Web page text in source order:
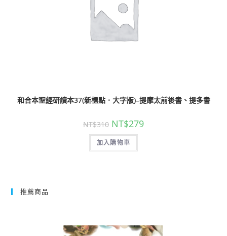
和合本聖經研讀本37(新標點．大字版)–提摩太前後書、提多書
NT$310 NT$279
加入購物車
推薦商品